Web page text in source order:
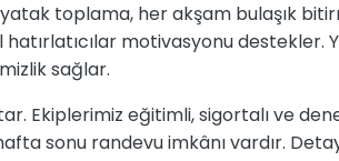
toplama, her akşam bulaşık
motivasyonu destekler.
sağlar.
Ekiplerimiz eğitimli, sigortalı ve
sonu randevu imkânı vardır.